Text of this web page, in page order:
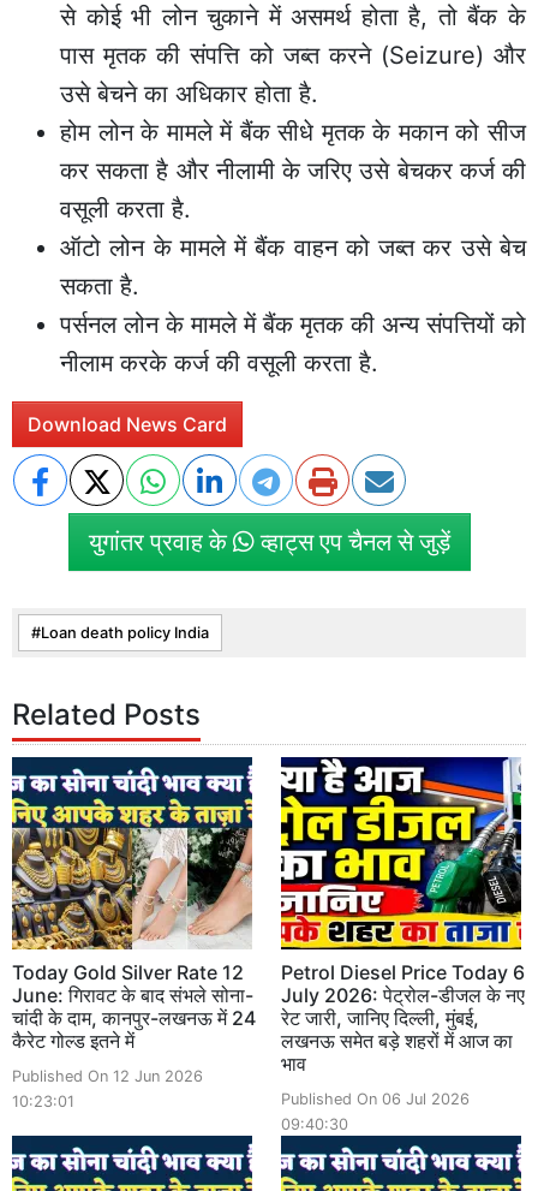
से कोई भी लोन चुकाने में असमर्थ होता है, तो बैंक के
पास मृतक की संपत्ति को जब्त करने (Seizure) और
उसे बेचने का अधिकार होता है.
होम लोन के मामले में बैंक सीधे मृतक के मकान को सीज
कर सकता है और नीलामी के जरिए उसे बेचकर कर्ज की
वसूली करता है.
ऑटो लोन के मामले में बैंक वाहन को जब्त कर उसे बेच
सकता है.
पर्सनल लोन के मामले में बैंक मृतक की अन्य संपत्तियों को
नीलाम करके कर्ज की वसूली करता है.
Download News Card
युगांतर प्रवाह के व्हाट्स एप चैनल से जुड़ें
Loan death policy India
Related Posts
Today Gold Silver Rate 12
June: गिरावट के बाद संभले सोना-
चांदी के दाम, कानपुर-लखनऊ में 24
कैरेट गोल्ड इतने में
Published On 12 Jun 2026
10:23:01
Petrol Diesel Price Today 6
July 2026: पेट्रोल-डीजल के नए
रेट जारी, जानिए दिल्ली, मुंबई,
लखनऊ समेत बड़े शहरों में आज का
भाव
Published On 06 Jul 2026
09:40:30